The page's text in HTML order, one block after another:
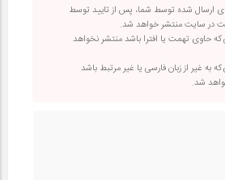
ارسال شده توسط شما، پس از تایید توسط
در سایت منتشر خواهد شد.
که حاوی تهمت یا افترا باشد منتشر نخواهد
که به غیر از زبان فارسی یا غیر مرتبط باشد
شد.